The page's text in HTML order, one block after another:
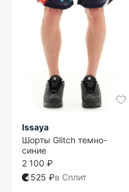
Issaya
Шорты Glitch темно-
синие
2 100 ₽
525 ₽в Сплит